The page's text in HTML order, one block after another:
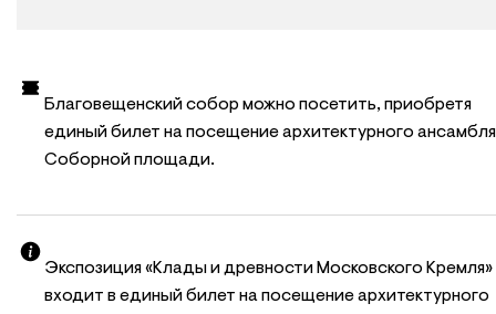
Благовещенский собор можно посетить, приобретя
единый билет на посещение архитектурного ансамбля
Соборной площади.
Экспозиция «Клады и древности Московского Кремля»
входит в единый билет на посещение архитектурного